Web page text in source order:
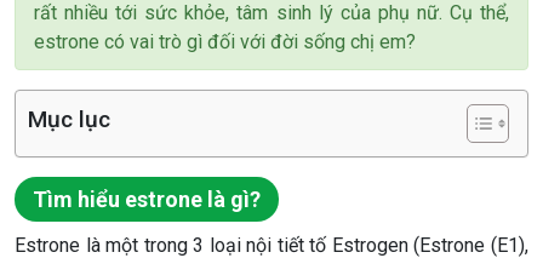
rất nhiều tới sức khỏe, tâm sinh lý của phụ nữ. Cụ thể,
estrone có vai trò gì đối với đời sống chị em?
Mục lục
Tìm hiểu estrone là gì?
Estrone là một trong 3 loại nội tiết tố Estrogen (Estrone (E1),